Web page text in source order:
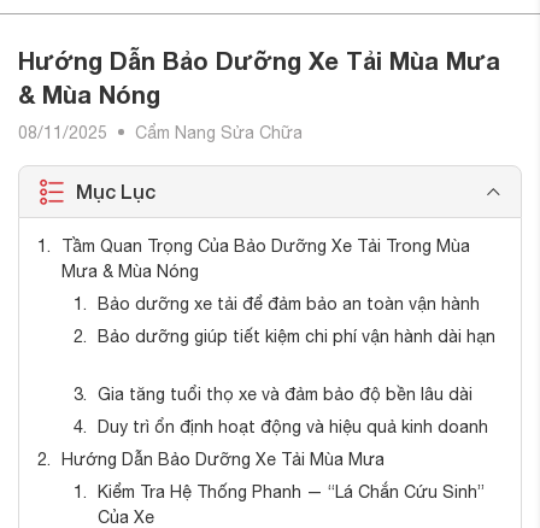
Hướng Dẫn Bảo Dưỡng Xe Tải Mùa Mưa
& Mùa Nóng
08/11/2025 Cẩm Nang Sửa Chữa
Mục Lục
Tầm Quan Trọng Của Bảo Dưỡng Xe Tải Trong Mùa
Mưa & Mùa Nóng
Bảo dưỡng xe tải để đảm bảo an toàn vận hành
Bảo dưỡng giúp tiết kiệm chi phí vận hành dài hạn
Gia tăng tuổi thọ xe và đảm bảo độ bền lâu dài
Duy trì ổn định hoạt động và hiệu quả kinh doanh
Hướng Dẫn Bảo Dưỡng Xe Tải Mùa Mưa
Kiểm Tra Hệ Thống Phanh — “Lá Chắn Cứu Sinh”
Của Xe